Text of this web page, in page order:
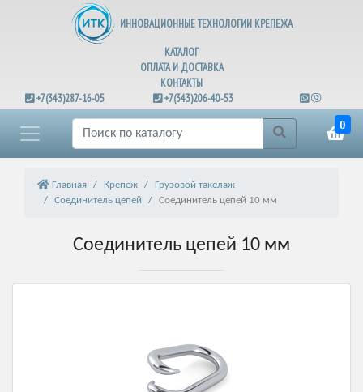
ИННОВАЦИОННЫЕ ТЕХНОЛОГИИ КРЕПЕЖА
КАТАЛОГ
ОПЛАТА И ДОСТАВКА
КОНТАКТЫ
+7(343)287-16-05
+7(343)206-40-53
0
Главная Крепеж
Грузовой такелаж
Соединитель цепей
Соединитель цепей 10 мм
Соединитель цепей 10 мм